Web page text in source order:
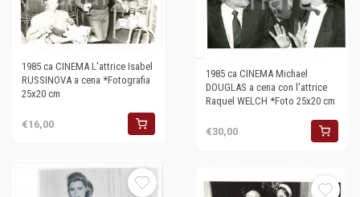
1985 ca CINEMA L'attrice Isabel
RUSSINOVA a cena *Fotografia
25x20 cm
€16,00
1985 ca CINEMA Michael
DOUGLAS a cena con l'attrice
Raquel WELCH *Foto 25x20 cm
€30,00